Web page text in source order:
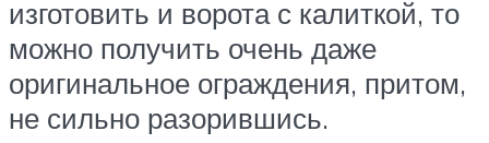
изготовить и ворота с калиткой, то
можно получить очень даже
оригинальное ограждения, притом,
не сильно разорившись.